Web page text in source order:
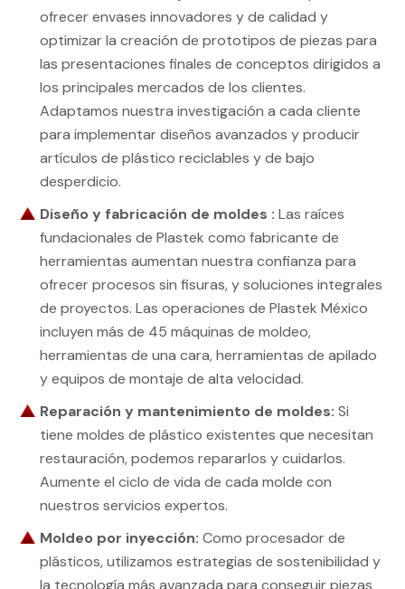
ofrecer envases innovadores y de calidad y
optimizar la creación de prototipos de piezas para
las presentaciones finales de conceptos dirigidos a
los principales mercados de los clientes.
Adaptamos nuestra investigación a cada cliente
para implementar diseños avanzados y producir
artículos de plástico reciclables y de bajo
desperdicio.
Diseño y fabricación de moldes : Las raíces
fundacionales de Plastek como fabricante de
herramientas aumentan nuestra confianza para
ofrecer procesos sin fisuras, y soluciones integrales
de proyectos. Las operaciones de Plastek México
incluyen más de 45 máquinas de moldeo,
herramientas de una cara, herramientas de apilado
y equipos de montaje de alta velocidad.
Reparación y mantenimiento de moldes: Si
tiene moldes de plástico existentes que necesitan
restauración, podemos repararlos y cuidarlos.
Aumente el ciclo de vida de cada molde con
nuestros servicios expertos.
Moldeo por inyección: Como procesador de
plásticos, utilizamos estrategias de sostenibilidad y
la tecnología más avanzada para conseguir piezas